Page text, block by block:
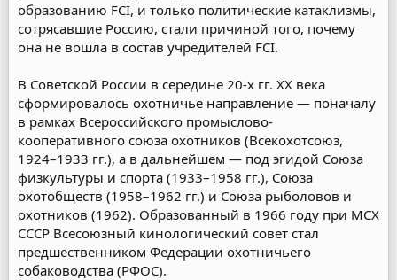
образованию FCI, и только политические катаклизмы,
сотрясавшие Россию, стали причиной того, почему
она не вошла в состав учредителей FCI.
В Советской России в середине 20-х гг. XX века
сформировалось охотничье направление — поначалу
в рамках Всероссийского промыслово-
кооперативного союза охотников (Всекохотсоюз,
1924–1933 гг.), а в дальнейшем — под эгидой Союза
физкультуры и спорта (1933–1958 гг.), Союза
охотобществ (1958–1962 гг.) и Союза рыболовов и
охотников (1962). Образованный в 1966 году при МСХ
СССР Всесоюзный кинологический совет стал
предшественником Федерации охотничьего
собаководства (РФОС).